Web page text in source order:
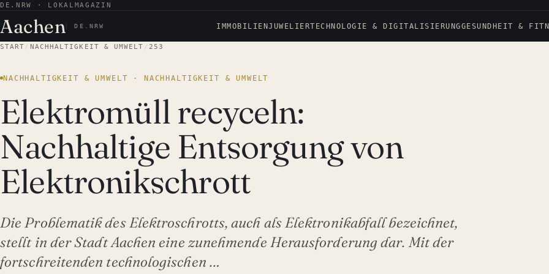
DE.NRW · LOKALMAGAZIN
Aachen DE.NRW IMMOBILIENJUWELIERTECHNOLOGIE & DIGITALISIERUNGGESUNDHEIT &
START/ NACHHALTIGKEIT & UMWELT / 253
NACHHALTIGKEIT & UMWELT · NACHHALTIGKEIT & UMWELT
Elektromüll recyceln:
Nachhaltige Entsorgung von
Elektronikschrott
Die Problematik des Elektroschrotts, auch als Elektronikabfall bezeichnet,
stellt in der Stadt Aachen eine zunehmende Herausforderung dar. Mit der
fortschreitenden technologischen …